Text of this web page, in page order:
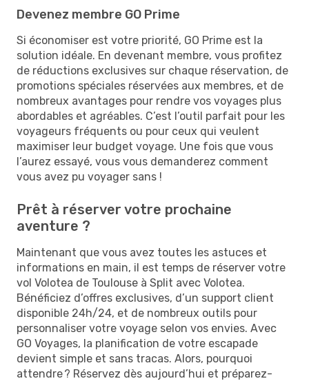
Devenez membre GO Prime
Si économiser est votre priorité, GO Prime est la
solution idéale. En devenant membre, vous profitez
de réductions exclusives sur chaque réservation, de
promotions spéciales réservées aux membres, et de
nombreux avantages pour rendre vos voyages plus
abordables et agréables. C’est l’outil parfait pour les
voyageurs fréquents ou pour ceux qui veulent
maximiser leur budget voyage. Une fois que vous
l’aurez essayé, vous vous demanderez comment
vous avez pu voyager sans !
Prêt à réserver votre prochaine
aventure ?
Maintenant que vous avez toutes les astuces et
informations en main, il est temps de réserver votre
vol Volotea de Toulouse à Split avec Volotea.
Bénéficiez d’offres exclusives, d’un support client
disponible 24h/24, et de nombreux outils pour
personnaliser votre voyage selon vos envies. Avec
GO Voyages, la planification de votre escapade
devient simple et sans tracas. Alors, pourquoi
attendre ? Réservez dès aujourd’hui et préparez-